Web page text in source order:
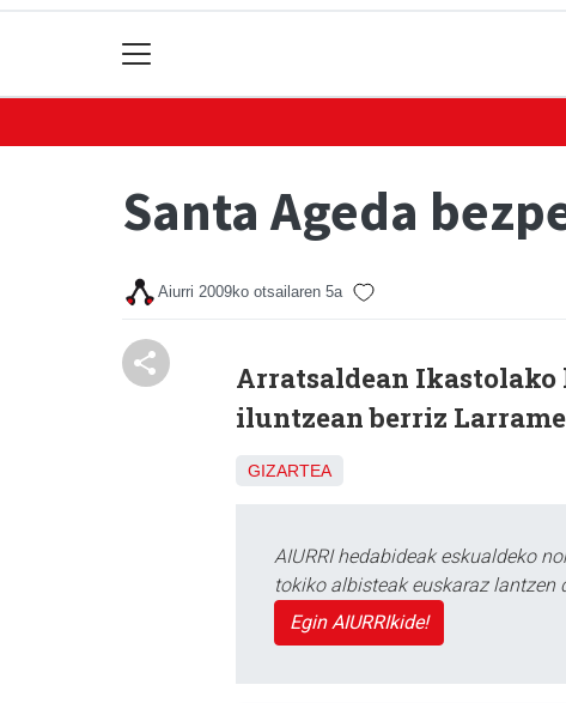
Santa Ageda
Aiurri 2009ko otsailaren 5a
Arratsaldean
iluntzean berriz
GIZARTEA
AIURRI hedabideak eskualdeko
tokiko albisteak euskaraz lantzen
Egin AIURRIkide!